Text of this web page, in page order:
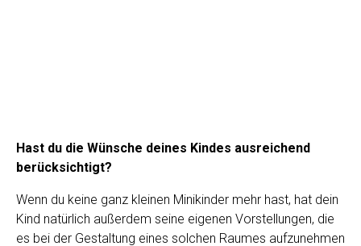
Hast du die Wünsche deines Kindes ausreichend
berücksichtigt?
Wenn du keine ganz kleinen Minikinder mehr hast, hat dein
Kind natürlich außerdem seine eigenen Vorstellungen, die
es bei der Gestaltung eines solchen Raumes aufzunehmen